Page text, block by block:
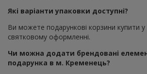
Які варіанти упаковки доступні?
Ви можете подарункові корзини купити
святковому оформленні.
Чи можна додати брендовані
подарунка в м. Кременець?